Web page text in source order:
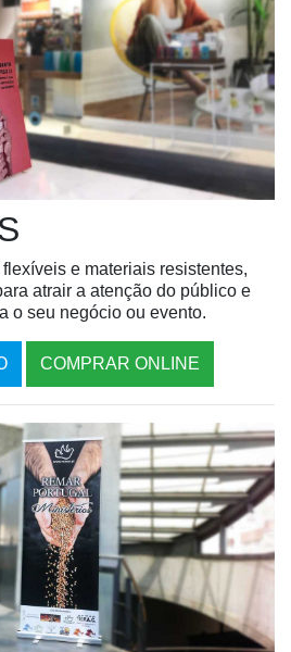
e materiais resistentes,
atrair a atenção do público e
o seu negócio ou evento.
COMPRAR ONLINE